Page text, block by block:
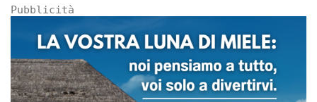
Pubblicità